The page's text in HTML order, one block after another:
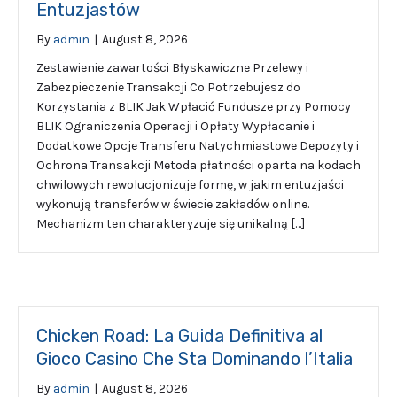
Entuzjastów
By admin | August 8, 2026
Zestawienie zawartości Błyskawiczne Przelewy i
Zabezpieczenie Transakcji Co Potrzebujesz do
Korzystania z BLIK Jak Wpłacić Fundusze przy Pomocy
BLIK Ograniczenia Operacji i Opłaty Wypłacanie i
Dodatkowe Opcje Transferu Natychmiastowe Depozyty i
Ochrona Transakcji Metoda płatności oparta na kodach
chwilowych rewolucjonizuje formę, w jakim entuzjaści
wykonują transferów w świecie zakładów online.
Mechanizm ten charakteryzuje się unikalną […]
Chicken Road: La Guida Definitiva al
Gioco Casino Che Sta Dominando l’Italia
By admin | August 8, 2026